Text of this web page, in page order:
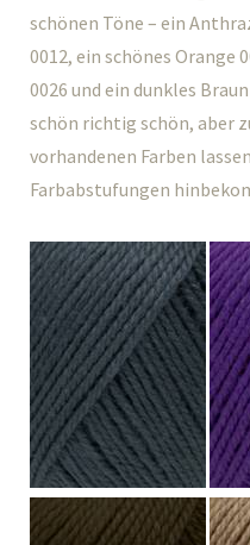
schönen Töne – ein
0012, ein schönes Orange
0026 und ein dunkles
schön richtig schön, aber
vorhandenen Farben
Farbabstufungen